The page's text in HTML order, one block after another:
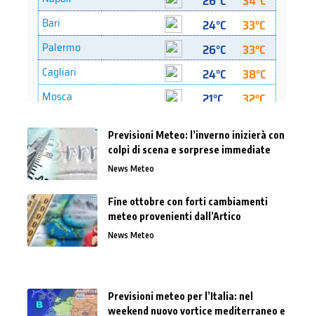
Previsioni Meteo: l’inverno inizierà con
colpi di scena e sorprese immediate
News Meteo
Fine ottobre con forti cambiamenti
meteo provenienti dall’Artico
News Meteo
Previsioni meteo per l’Italia: nel
weekend nuovo vortice mediterraneo e